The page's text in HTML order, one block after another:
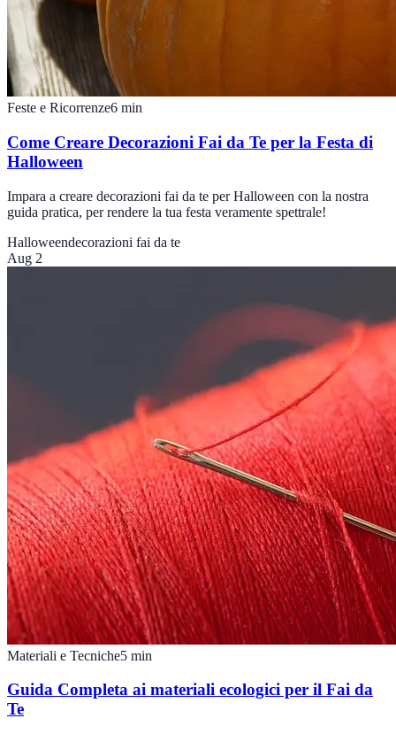
Feste e Ricorrenze6 min
Come Creare Decorazioni Fai da Te per la Festa di
Halloween
Impara a creare decorazioni fai da te per Halloween con la nostra
guida pratica, per rendere la tua festa veramente spettrale!
Halloweendecorazioni fai da te
Aug 2
Materiali e Tecniche5 min
Guida Completa ai materiali ecologici per il Fai da
Te